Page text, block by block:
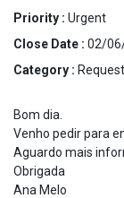
Priority : Urgent
Close Date : 02/
Category : Request
Bom dia.
Venho pedir para
Aguardo mais
Obrigada
Ana Melo